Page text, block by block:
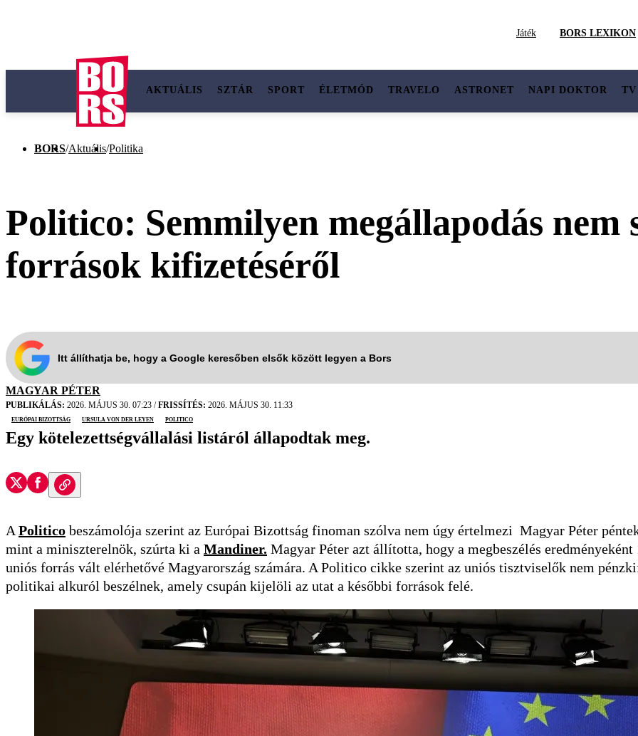
Játék BORS LEXIKON
AKTUÁLIS SZTÁR SPORT ÉLETMÓD TRAVELO ASTRONET NAPI DOKTOR TV
BORS/Aktuális/Politika
Politico: Semmilyen megállapodás nem
források kifizetéséről
Itt állíthatja be, hogy a Google keresőben elsők között legyen a Bors
MAGYAR PÉTER
PUBLIKÁLÁS: 2026. MÁJUS 30. 07:23 /FRISSÍTÉS: 2026. MÁJUS 30. 11:33
európai bizottság
ursula von der leyen politico
Egy kötelezettségvállalási listáról állapodtak meg.
A Politico beszámolója szerint az Európai Bizottság finoman szólva nem úgy értelmezi Magyar Péter
mint a miniszterelnök, szúrta ki a Mandiner. Magyar Péter azt állította, hogy a megbeszélés
uniós forrás vált elérhetővé Magyarország számára. A Politico cikke szerint az uniós tisztviselők nem
politikai alkuról beszélnek, amely csupán kijelöli az utat a későbbi források felé.